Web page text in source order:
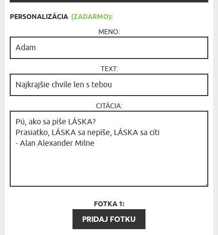
PERSONALIZÁCIA (ZADARMO):
MENO:
TEXT:
CITÁCIA:
FOTKA 1:
PRIDAJ FOTKU